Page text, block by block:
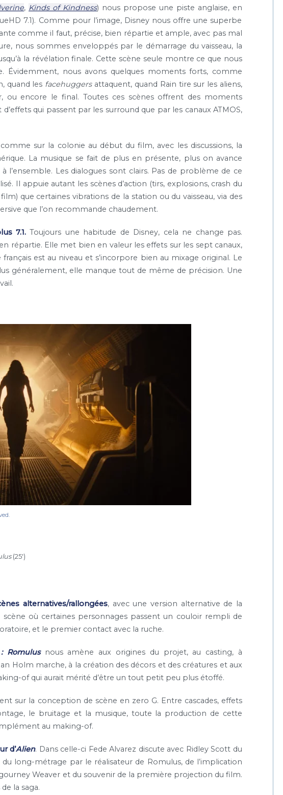
, Kinds of Kindness) nous propose une piste anglaise, en
7.1). Comme pour l’image, Disney nous offre une superbe
comme il faut, précise, bien répartie et ample, avec pas mal
nous sommes enveloppés par le démarrage du vaisseau, la
la révélation finale. Cette scène seule montre ce que nous
Évidemment, nous avons quelques moments forts, comme
quand les facehuggersattaquent, quand Rain tire sur les aliens,
ou encore le final. Toutes ces scènes offrent des moments
qui passent par les surround que par les canaux ATMOS,
sur la colonie au début du film, avec les discussions, la
La musique se fait de plus en présente, plus on avance
l’ensemble. Les dialogues sont clairs. Pas de problème de ce
Il appuie autant les scènes d’action (tirs, explosions, crash du
que certaines vibrations de la station ou du vaisseau, via des
que l’on recommande chaudement.
7.1.Toujours une habitude de Disney, cela ne change pas.
répartie. Elle met bien en valeur les effets sur les sept canaux,
est au niveau et s’incorpore bien au mixage original. Le
généralement, elle manque tout de même de précision. Une
(25′)
alternatives/rallongées, avec une version alternative de la
où certaines personnages passent un couloir rempli de
et le premier contact avec la ruche.
Romulus nous amène aux origines du projet, au casting, à
Holm marche, à la création des décors et des créatures et aux
of qui aurait mérité d’être un tout petit peu plus étoffé.
sur la conception de scène en zero G. Entre cascades, effets
le bruitage et la musique, toute la production de cette
au making-of.
d’Alien. Dans celle-ci Fede Alvarez discute avec Ridley Scott du
long-métrage par le réalisateur de Romulus, de l’implication
Weaver et du souvenir de la première projection du film.
la saga.